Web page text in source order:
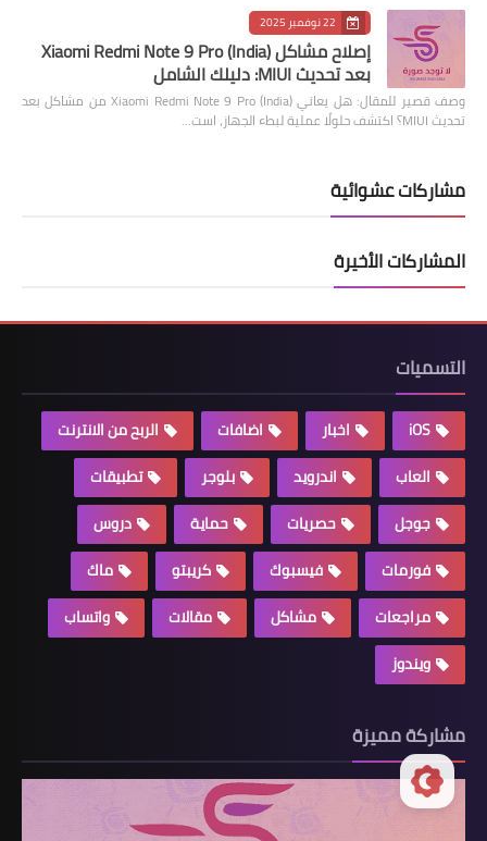
22 نوفمبر 2025
إصلاح مشاكل Xiaomi Redmi Note 9 Pro (India)
بعد تحديث MIUI: دليلك الشامل
وصف قصير للمقال: هل يعاني Xiaomi Redmi Note 9 Pro (India) من مشاكل بعد
تحديث MIUI؟ اكتشف حلولًا عملية لبطء الجهاز، است…
مشاركات عشوائية
المشاركات الأخيرة
التسميات
iOS اخبار اضافات
الربح من الانترنت
العاب
اندرويد بلوجر
تطبيقات
جوجل
حصريات حماية
دروس
فورمات
فيسبوك كريبتو
ماك
مراجعات
مشاكل مقالات
واتساب
ويندوز
مشاركة مميزة